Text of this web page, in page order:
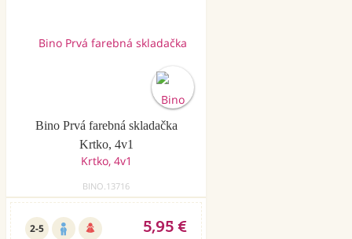
Bino Prvá farebná skladačka
Krtko, 4v1
BINO.13716
2-5 5,95 €